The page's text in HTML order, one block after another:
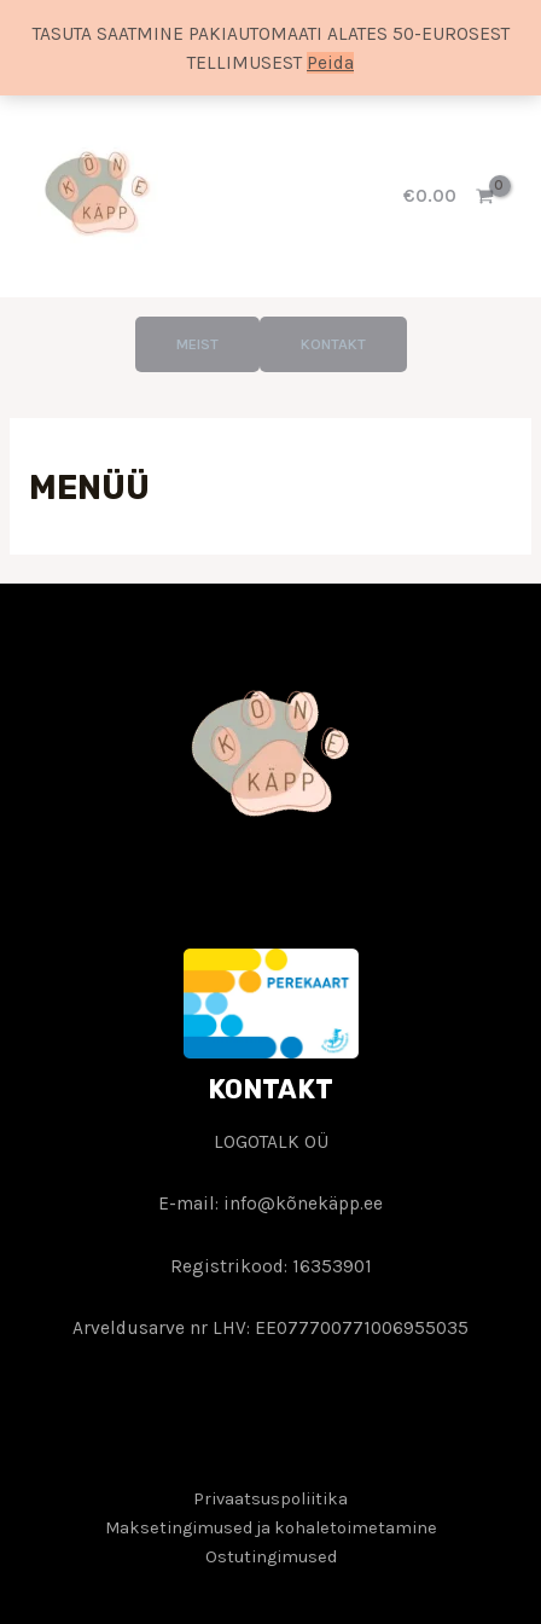
TASUTA SAATMINE PAKIAUTOMAATI ALATES 50-EUROSEST
TELLIMUSEST Peida
content
€0.00
MEIST KONTAKT
MENÜÜ
KONTAKT
LOGOTALK OÜ
E-mail: info@kõnekäpp.ee
Registrikood: 16353901
Arveldusarve nr LHV: EE077700771006955035
Privaatsuspoliitika
Maksetingimused ja kohaletoimetamine
Ostutingimused